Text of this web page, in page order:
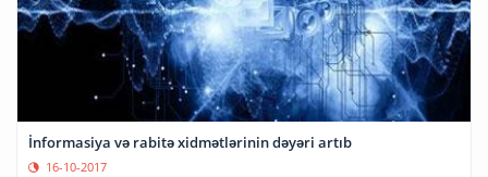
İnformasiya və rabitə xidmətlərinin dəyəri artıb
16-10-2017